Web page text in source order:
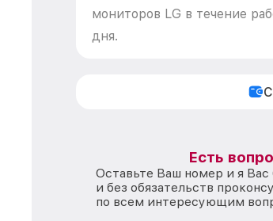
мониторов LG в течение
дня.
Есть
Оставьте Ваш номер и я Вас
и без обязательств
по всем интересующим